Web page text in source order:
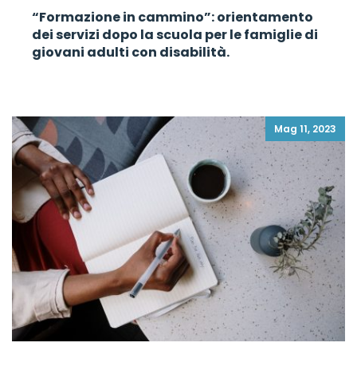
“Formazione in cammino”: orientamento
dei servizi dopo la scuola per le famiglie di
giovani adulti con disabilità.
Mag 11, 2023